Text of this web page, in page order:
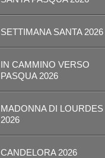
SETTIMANA SANTA 2026
IN CAMMINO VERSO
PASQUA 2026
MADONNA DI LOURDES
2026
CANDELORA 2026